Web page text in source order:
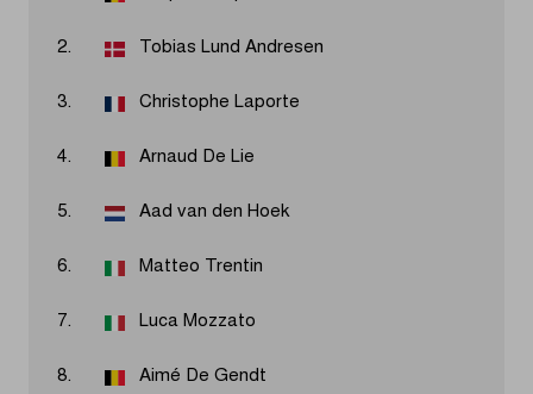
2. Tobias Lund Andresen
3. Christophe Laporte
4. Arnaud De Lie
5. Aad van den Hoek
6. Matteo Trentin
7. Luca Mozzato
8. Aimé De Gendt